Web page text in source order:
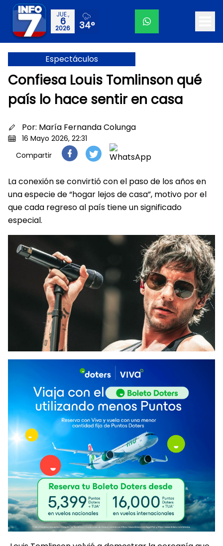
JUE.,
6
2026 34°
Espectáculos
Confiesa Louis Tomlinson qué
país lo hace sentir en casa
Por: María Fernanda Colunga
16 Mayo 2026, 22:31
Compartir
La conexión se convirtió con el paso de los años en
una especie de “hogar lejos de casa”, motivo por el
que cada regreso al país tiene un significado
especial.